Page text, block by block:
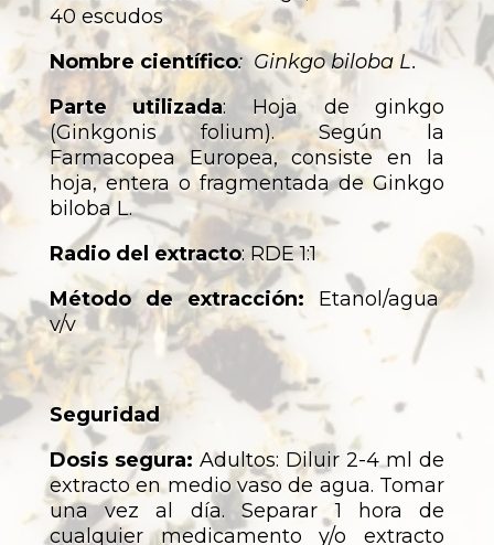
40 escudos
Nombre científico: Ginkgo biloba L.
Parte utilizada: Hoja de ginkgo
(Ginkgonis folium). Según la
Farmacopea Europea, consiste en la
hoja, entera o fragmentada de Ginkgo
biloba L.
Radio del extracto: RDE 1:1
Método de extracción: Etanol/agua
v/v
Seguridad
Dosis segura: Adultos: Diluir 2-4 ml de
extracto en medio vaso de agua. Tomar
una vez al día. Separar 1 hora de
cualquier medicamento y/o extracto